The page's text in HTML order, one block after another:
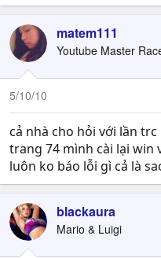
matem111
Youtube Master
5/10/10
cả nhà cho hỏi với lần
trang 74 mình cài lại win
luôn ko báo lỗi gì cả là
blackaura
Mario & Luigi